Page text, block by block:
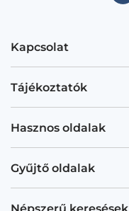
Kapcsolat
Tájékoztatók
Hasznos oldalak
Gyűjtő oldalak
Népszerű keresések